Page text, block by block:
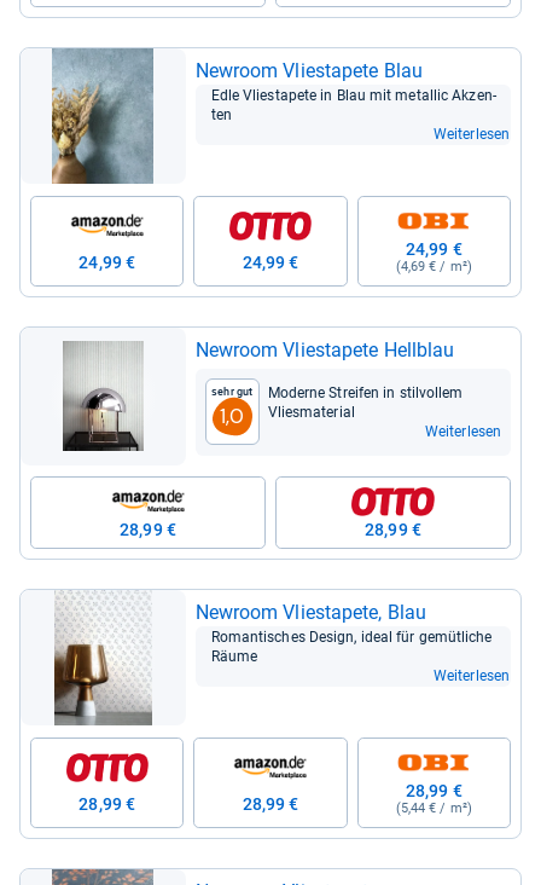
Newroom Vlie­sta­pete Blau
Edle Vlie­sta­pete in Blau mit metal­lic Akzen­
ten
Weiterlesen
24,99 € 24,99 €
24,99 €
(4,69 € / m²)
Newroom Vlie­sta­pete Hell­blau
Sehr gut
1,0
Moderne Strei­fen in stil­vol­lem
Vlies­ma­te­rial
Weiterlesen
28,99 € 28,99 €
Newroom Vlie­sta­pete, Blau
Roman­ti­sches Design, ideal für gemüt­li­che
Räume
Weiterlesen
28,99 € 28,99 €
28,99 €
(5,44 € / m²)